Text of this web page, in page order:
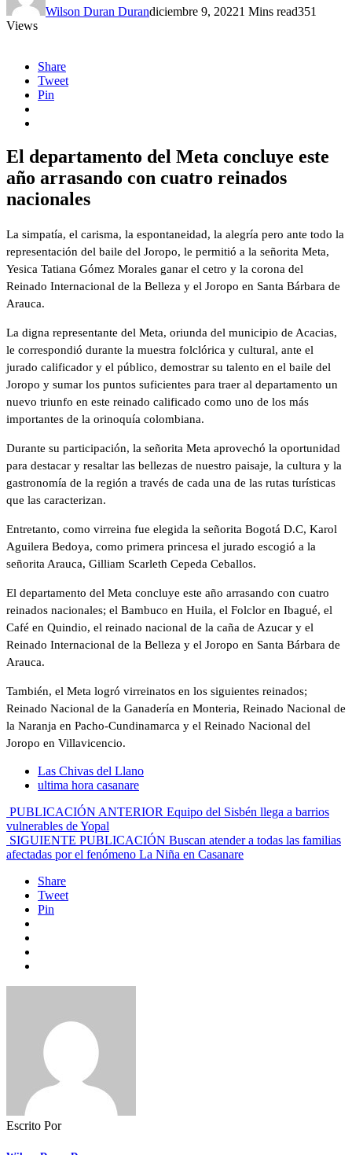
Wilson Duran Durandiciembre 9, 20221 Mins read351
Views
Share
Tweet
Pin
El departamento del Meta concluye este
año arrasando con cuatro reinados
nacionales
La simpatía, el carisma, la espontaneidad, la alegría pero ante todo la
representación del baile del Joropo, le permitió a la señorita Meta,
Yesica Tatiana Gómez Morales ganar el cetro y la corona del
Reinado Internacional de la Belleza y el Joropo en Santa Bárbara de
Arauca.
La digna representante del Meta, oriunda del municipio de Acacias,
le correspondió durante la muestra folclórica y cultural, ante el
jurado calificador y el público, demostrar su talento en el baile del
Joropo y sumar los puntos suficientes para traer al departamento un
nuevo triunfo en este reinado calificado como uno de los más
importantes de la orinoquía colombiana.
Durante su participación, la señorita Meta aprovechó la oportunidad
para destacar y resaltar las bellezas de nuestro paisaje, la cultura y la
gastronomía de la región a través de cada una de las rutas turísticas
que las caracterizan.
Entretanto, como virreina fue elegida la señorita Bogotá D.C, Karol
Aguilera Bedoya, como primera princesa el jurado escogió a la
señorita Arauca, Gilliam Scarleth Cepeda Ceballos.
El departamento del Meta concluye este año arrasando con cuatro
reinados nacionales; el Bambuco en Huila, el Folclor en Ibagué, el
Café en Quindio, el reinado nacional de la caña de Azucar y el
Reinado Internacional de la Belleza y el Joropo en Santa Bárbara de
Arauca.
También, el Meta logró virreinatos en los siguientes reinados;
Reinado Nacional de la Ganadería en Monteria, Reinado Nacional de
la Naranja en Pacho-Cundinamarca y el Reinado Nacional del
Joropo en Villavicencio.
Las Chivas del Llano
ultima hora casanare
PUBLICACIÓN ANTERIOR Equipo del Sisbén llega a barrios
vulnerables de Yopal
SIGUIENTE PUBLICACIÓN Buscan atender a todas las familias
afectadas por el fenómeno La Niña en Casanare
Share
Tweet
Pin
Escrito Por